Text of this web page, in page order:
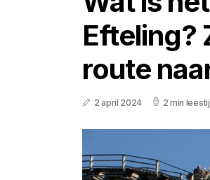
Efteling?
route
2 april 2024 2 min